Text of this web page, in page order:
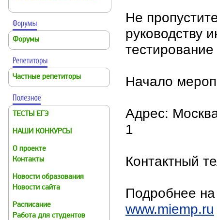
Форумы
Частные репетиторы
ТЕСТЫ ЕГЭ
НАШИ КОНКУРСЫ
О проекте
Контакты
Новости образования
Новости сайта
Расписание
Работа для студентов
Не
руководству
Начало
Адрес:
1
Контактный
Подробнее
www.miemp.ru